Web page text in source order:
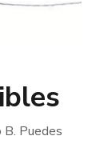
B. Puedes